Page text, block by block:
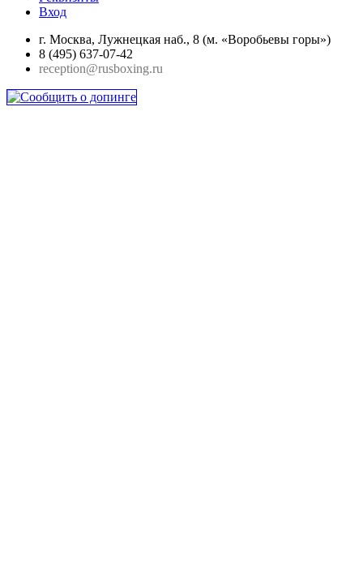
Вход
г. Москва, Лужнецкая наб., 8 (м. «Воробьевы горы»)
8 (495) 637-07-42
reception@rusboxing.ru